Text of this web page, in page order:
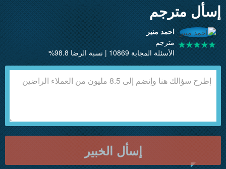
إسأل مترجم
احمد منير
مترجم
الأسئلة المجابة 10869 | نسبة الرضا 98.8%
إسأل الخبير